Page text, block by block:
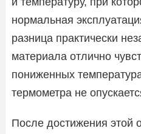
нормальная
разница практически
материала отлично
пониженных
термометра не
После достижения этой